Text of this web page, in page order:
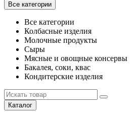
Все категории
Все категории
Колбасные изделия
Молочные продукты
Сыры
Мясные и овощные консервы
Бакалея, соки, квас
Кондитерские изделия
Каталог